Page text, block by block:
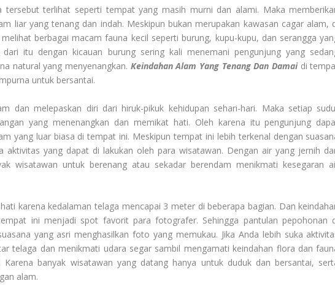
tersebut terlihat seperti tempat yang masih murni dan alami. Maka
liar yang tenang dan indah. Meskipun bukan merupakan kawasan cagar alam,
berbagai macam fauna kecil seperti burung, kupu-kupu, dan serangga
itu dengan kicauan burung sering kali menemani pengunjung yang
natural yang menyenangkan. Keindahan Alam Yang Tenang Dan Damaidi
untuk bersantai.
dan melepaskan diri dari hiruk-pikuk kehidupan sehari-hari. Maka setiap
yang menenangkan dan memikat hati. Oleh karena itu pengunjung
yang luar biasa di tempat ini. Meskipun tempat ini lebih terkenal dengan
aktivitas yang dapat di lakukan oleh para wisatawan. Dengan air yang jernih
wisatawan untuk berenang atau sekadar berendam menikmati kesegaran
karena kedalaman telaga mencapai 3 meter di beberapa bagian. Dan
ini menjadi spot favorit para fotografer. Sehingga pantulan pepohonan
yang asri menghasilkan foto yang memukau. Jika Anda lebih suka
telaga dan menikmati udara segar sambil mengamati keindahan flora dan
banyak wisatawan yang datang hanya untuk duduk dan bersantai,
alam.